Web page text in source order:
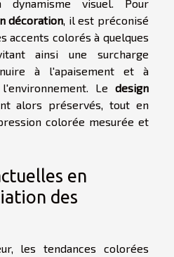
visuel. Pour
décoration, il est préconisé
accents colorés à quelques
ainsi une surcharge
à l'apaisement et à
Le design
alors préservés, tout en
colorée mesurée et
en
des
les tendances colorées